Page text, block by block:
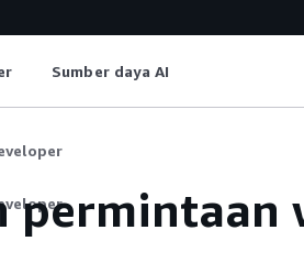
Sumber daya AI
permintaan